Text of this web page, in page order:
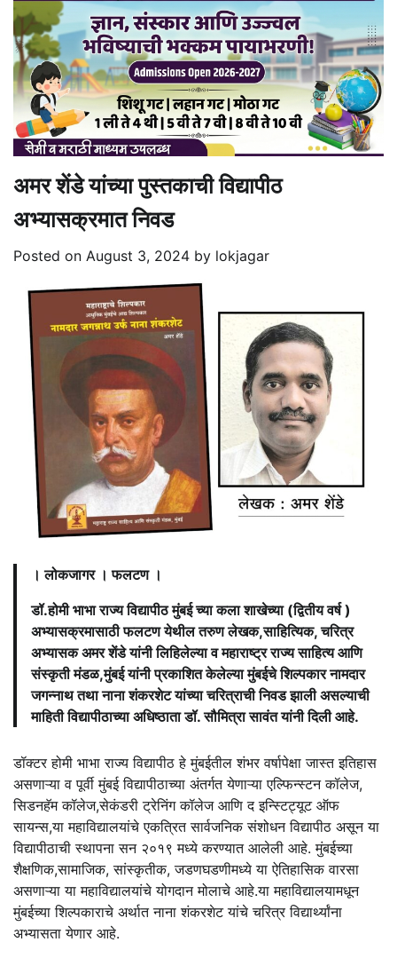
अमर शेंडे यांच्या पुस्तकाची विद्यापीठ
अभ्यासक्रमात निवड
Posted on August 3, 2024 by lokjagar
। लोकजागर । फलटण ।
डॉ.होमी भाभा राज्य विद्यापीठ मुंबई च्या कला शाखेच्या (द्वितीय वर्ष )
अभ्यासक्रमासाठी फलटण येथील तरुण लेखक,साहित्यिक, चरित्र
अभ्यासक अमर शेंडे यांनी लिहिलेल्या व महाराष्ट्र राज्य साहित्य आणि
संस्कृती मंडळ,मुंबई यांनी प्रकाशित केलेल्या मुंबईचे शिल्पकार नामदार
जगन्नाथ तथा नाना शंकरशेट यांच्या चरित्राची निवड झाली असल्याची
माहिती विद्यापीठाच्या अधिष्ठाता डॉ. सौमित्रा सावंत यांनी दिली आहे.
डॉक्टर होमी भाभा राज्य विद्यापीठ हे मुंबईतील शंभर वर्षापेक्षा जास्त इतिहास
असणाऱ्या व पूर्वी मुंबई विद्यापीठाच्या अंतर्गत येणाऱ्या एल्फिन्स्टन कॉलेज,
सिडनहॅम कॉलेज,सेकंडरी ट्रेनिंग कॉलेज आणि द इन्स्टिट्यूट ऑफ
सायन्स,या महाविद्यालयांचे एकत्रित सार्वजनिक संशोधन विद्यापीठ असून या
विद्यापीठाची स्थापना सन २०१९ मध्ये करण्यात आलेली आहे. मुंबईच्या
शैक्षणिक,सामाजिक, सांस्कृतीक, जडणघडणीमध्ये या ऐतिहासिक वारसा
असणाऱ्या या महाविद्यालयांचे योगदान मोलाचे आहे.या महाविद्यालयामधून
मुंबईच्या शिल्पकाराचे अर्थात नाना शंकरशेट यांचे चरित्र विद्यार्थ्यांना
अभ्यासता येणार आहे.